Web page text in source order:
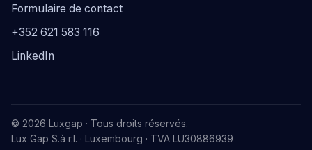
Formulaire de contact
+352 621 583 116
LinkedIn
© 2026 Luxgap · Tous droits réservés.
Lux Gap S.à r.l. · Luxembourg · TVA LU30886939